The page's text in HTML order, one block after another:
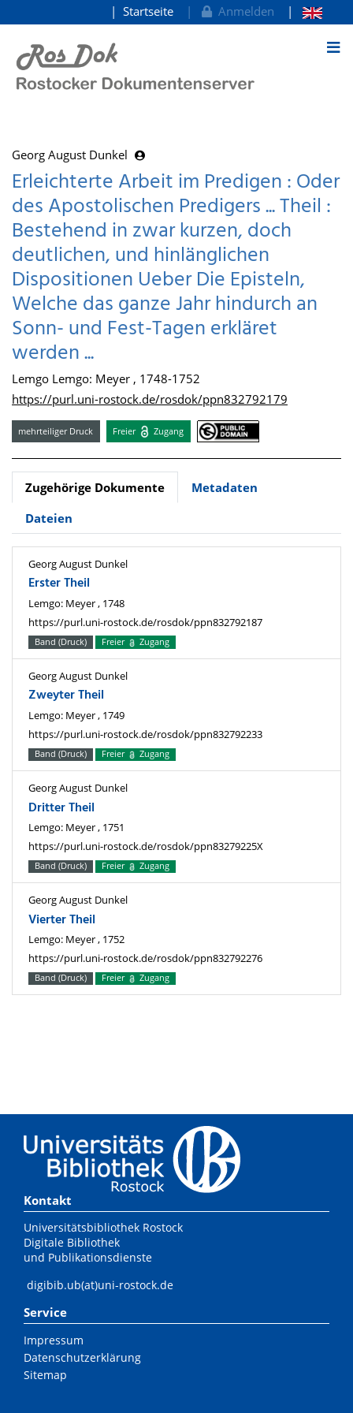
zum Inhalt
Startseite Anmelden
Georg August Dunkel
Erleichterte Arbeit im Predigen : Oder
des Apostolischen Predigers ... Theil :
Bestehend in zwar kurzen, doch
deutlichen, und hinlänglichen
Dispositionen Ueber Die Episteln,
Welche das ganze Jahr hindurch an
Sonn- und Fest-Tagen erkläret
werden ...
Lemgo Lemgo: Meyer , 1748-1752
https://purl.uni-rostock.de/rosdok/ppn832792179
mehrteiliger Druck Freier Zugang
Zugehörige Dokumente
Metadaten
Dateien
Georg August Dunkel
Erster Theil
Lemgo: Meyer , 1748
https://purl.uni-rostock.de/rosdok/ppn832792187
Band (Druck) Freier Zugang
Georg August Dunkel
Zweyter Theil
Lemgo: Meyer , 1749
https://purl.uni-rostock.de/rosdok/ppn832792233
Band (Druck) Freier Zugang
Georg August Dunkel
Dritter Theil
Lemgo: Meyer , 1751
https://purl.uni-rostock.de/rosdok/ppn83279225X
Band (Druck) Freier Zugang
Georg August Dunkel
Vierter Theil
Lemgo: Meyer , 1752
https://purl.uni-rostock.de/rosdok/ppn832792276
Band (Druck) Freier Zugang
Kontakt
Universitätsbibliothek Rostock
Digitale Bibliothek
und Publikationsdienste
digibib.ub(at)uni-rostock.de
Service
Impressum
Datenschutzerklärung
Sitemap